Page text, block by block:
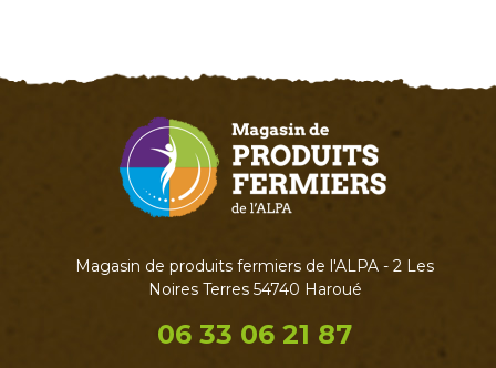
Magasin de produits fermiers de l'ALPA - 2 Les
Noires Terres 54740 Haroué
06 33 06 21 87